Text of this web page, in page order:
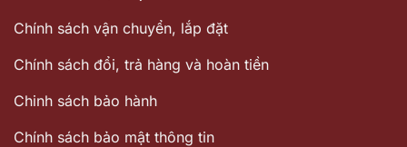
Chính sách vận chuyển, lắp đặt
Chính sách đổi, trả hàng và hoàn tiền
Chinh sách bảo hành
Chính sách bảo mật thông tin